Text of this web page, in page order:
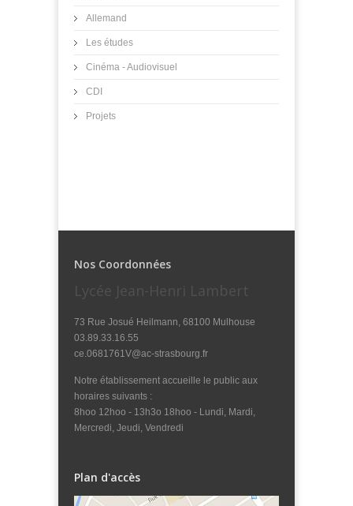
Allemand
Les études
Cinéma - Audiovisuel
CDI
Projets
Nos Coordonnées
Lycée Jean-Henri Lambert
73 Rue Josué Heilmann, 68100 Mulhouse
03.89.33.16.55
ce.0681761V@ac-strasbourg.fr
Notre établissement accueille le public aux
horaires suivants :
8hoo 12hoo - 13h3o 18hoo - Lundi, Mardi,
Mercredi, Jeudi, Vendredi
Plan d'accès